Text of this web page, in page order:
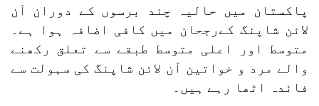
پاکستان میں حالیہ چند برسوں کے دوران آن
لائن شاپنگ کےرجحان میں کافی اضافہ ہوا ہے۔
متوسط اور اعلی متوسط طبقے سے تعلق رکھنے
والے مرد و خواتین آن لائن شاپنگ کی سہولت سے
فائدہ اٹھا رہے ہیں۔